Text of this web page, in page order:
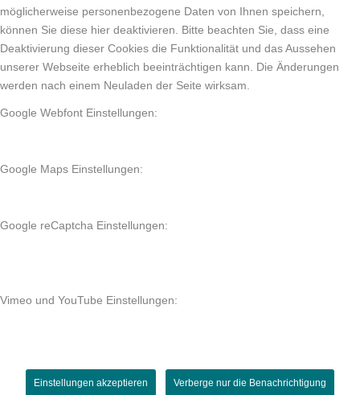
möglicherweise personenbezogene Daten von Ihnen speichern,
können Sie diese hier deaktivieren. Bitte beachten Sie, dass eine
Deaktivierung dieser Cookies die Funktionalität und das Aussehen
unserer Webseite erheblich beeinträchtigen kann. Die Änderungen
werden nach einem Neuladen der Seite wirksam.
Google Webfont Einstellungen:
Google Maps Einstellungen:
Google reCaptcha Einstellungen:
Vimeo und YouTube Einstellungen:
Einstellungen akzeptieren Verberge nur die Benachrichtigung